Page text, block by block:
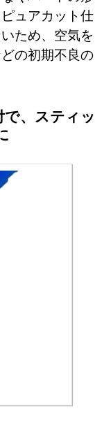
ュアカット仕
ため、空気を
の初期不良の
、スティッ